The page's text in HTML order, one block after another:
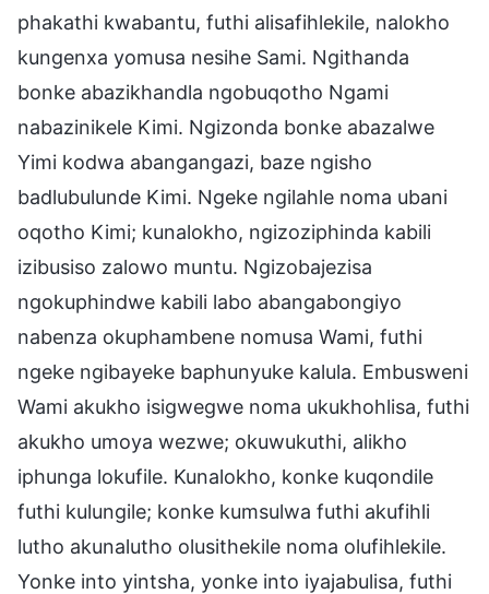
phakathi kwabantu, futhi alisafihlekile, nalokho
kungenxa yomusa nesihe Sami. Ngithanda
bonke abazikhandla ngobuqotho Ngami
nabazinikele Kimi. Ngizonda bonke abazalwe
Yimi kodwa abangangazi, baze ngisho
badlubulunde Kimi. Ngeke ngilahle noma ubani
oqotho Kimi; kunalokho, ngizoziphinda kabili
izibusiso zalowo muntu. Ngizobajezisa
ngokuphindwe kabili labo abangabongiyo
nabenza okuphambene nomusa Wami, futhi
ngeke ngibayeke baphunyuke kalula. Embusweni
Wami akukho isigwegwe noma ukukhohlisa, futhi
akukho umoya wezwe; okuwukuthi, alikho
iphunga lokufile. Kunalokho, konke kuqondile
futhi kulungile; konke kumsulwa futhi akufihli
lutho akunalutho olusithekile noma olufihlekile.
Yonke into yintsha, yonke into iyajabulisa, futhi